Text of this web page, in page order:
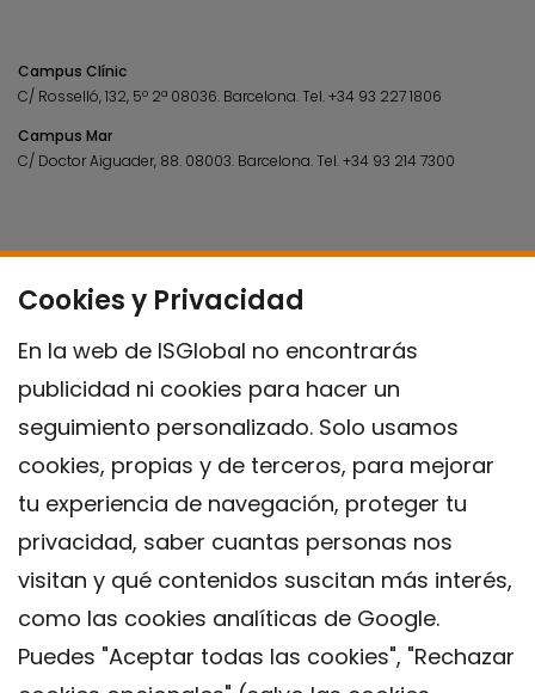
Cookies y Privacidad
En la web de ISGlobal no encontrarás
publicidad ni cookies para hacer un
seguimiento personalizado. Solo usamos
cookies, propias y de terceros, para mejorar
tu experiencia de navegación, proteger tu
privacidad, saber cuantas personas nos
visitan y qué contenidos suscitan más interés,
como las cookies analíticas de Google.
Puedes "Aceptar todas las cookies", "Rechazar
Campus Clínic
C/ Rosselló, 132, 5º 2ª 08036. Barcelona.Tel.+34 93 227 1806
Campus Mar
C/ Doctor Aiguader, 88. 08003. Barcelona.Tel.+34 93 214 7300